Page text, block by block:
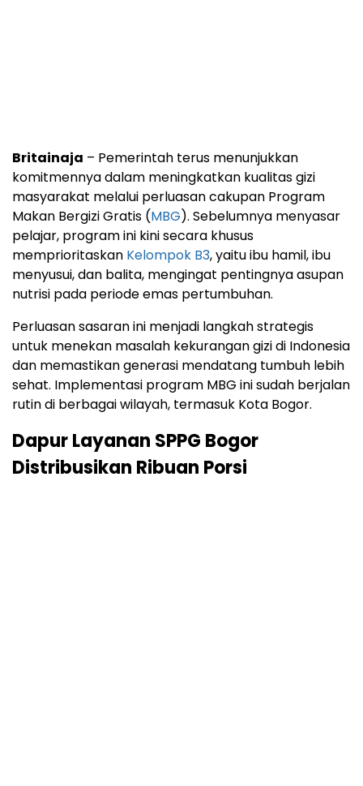
Britainaja – Pemerintah terus menunjukkan
komitmennya dalam meningkatkan kualitas gizi
masyarakat melalui perluasan cakupan Program
Makan Bergizi Gratis (MBG). Sebelumnya menyasar
pelajar, program ini kini secara khusus
memprioritaskan Kelompok B3, yaitu ibu hamil, ibu
menyusui, dan balita, mengingat pentingnya asupan
nutrisi pada periode emas pertumbuhan.
Perluasan sasaran ini menjadi langkah strategis
untuk menekan masalah kekurangan gizi di Indonesia
dan memastikan generasi mendatang tumbuh lebih
sehat. Implementasi program MBG ini sudah berjalan
rutin di berbagai wilayah, termasuk Kota Bogor.
Dapur Layanan SPPG Bogor
Distribusikan Ribuan Porsi